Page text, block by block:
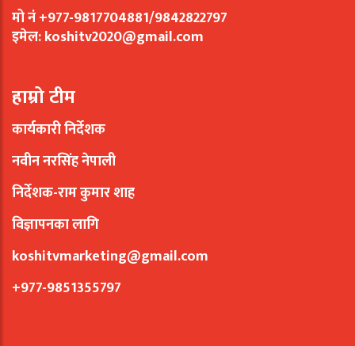
मो नं +977-9817704881/9842822797
इमेल:koshitv2020@gmail.com
हाम्रो टीम
कार्यकारी निर्देशक
नवीन नरसिंह नेपाली
निर्देशक-राम कुमार शाह
विज्ञापनका लागि
koshitvmarketing@gmail.com
+977-9851355797